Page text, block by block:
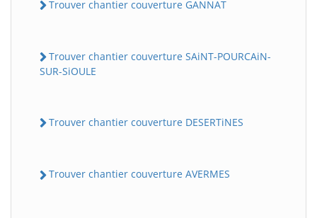
Trouver chantier couverture GANNAT
Trouver chantier couverture SAiNT-POURCAiN-
SUR-SiOULE
Trouver chantier couverture DESERTiNES
Trouver chantier couverture AVERMES